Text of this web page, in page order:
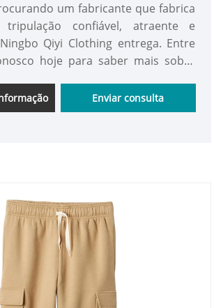
um fabricante que fabrica
confiável, atraente e
Qiyi Clothing entrega. Entre
hoje para saber mais sobre
linha de roupas de criança e
Enviar consulta